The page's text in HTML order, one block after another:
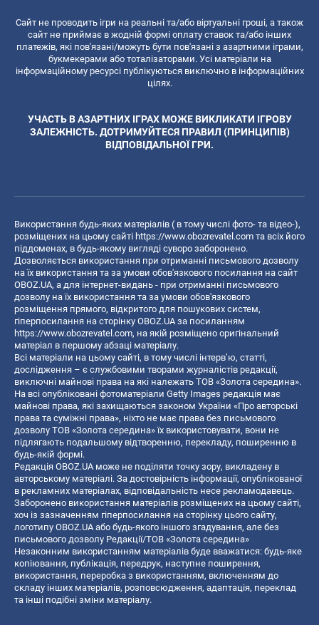
Сайт не проводить ігри на реальні та/або віртуальні гроші, а також
сайт не приймає в жодній формі оплату ставок та/або інших
платежів, які пов'язані/можуть бути пов'язані з азартними іграми,
букмекерами або тоталізаторами. Усі матеріали на
інформаційному ресурсі публікуються виключно в інформаційних
цілях.
УЧАСТЬ В АЗАРТНИХ ІГРАХ МОЖЕ ВИКЛИКАТИ ІГРОВУ
ЗАЛЕЖНІСТЬ. ДОТРИМУЙТЕСЯ ПРАВИЛ (ПРИНЦИПІВ)
ВІДПОВІДАЛЬНОЇ ГРИ.
Використання будь-яких матеріалів ( в тому числі фото- та відео-),
розміщених на цьому сайті https://www.obozrevatel.com та всіх його
піддоменах, в будь-якому вигляді суворо заборонено.
Дозволяється використання при отриманні письмового дозволу
на їх використання та за умови обов'язкового посилання на сайт
OBOZ.UA, а для інтернет-видань - при отриманні письмового
дозволу на їх використання та за умови обов'язкового
розміщення прямого, відкритого для пошукових систем,
гіперпосилання на сторінку OBOZ.UA за посиланням
https://www.obozrevatel.com, на якій розміщено оригінальний
матеріал в першому абзаці матеріалу.
Всі матеріали на цьому сайті, в тому числі інтерв’ю, статті,
дослідження – є службовими творами журналістів редакції,
виключні майнові права на які належать ТОВ «Золота середина».
На всі опубліковані фотоматеріали Getty Images редакція має
майнові права, які захищаються законом України «Про авторські
права та суміжні права», ніхто не має права без письмового
дозволу ТОВ «Золота середина» їх використовувати, вони не
підлягають подальшому відтворенню, перекладу, поширенню в
будь-якій формі.
Редакція OBOZ.UA може не поділяти точку зору, викладену в
авторському матеріалі. За достовірність інформації, опублікованої
в рекламних матеріалах, відповідальність несе рекламодавець.
Заборонено використання матеріалів розміщених на цьому сайті,
хоч із зазначенням гіперпосилання на сторінку цього сайту,
логотипу OBOZ.UA або будь-якого іншого згадування, але без
письмового дозволу Редакції/ТОВ «Золота середина»
Незаконним використанням матеріалів буде вважатися: будь-яке
копiювання, публiкацiя, передрук, наступне поширення,
використання, переробка з використанням, включенням до
складу інших матеріалів, розповсюдження, адаптація, переклад
та інші подібні зміни матеріалу.